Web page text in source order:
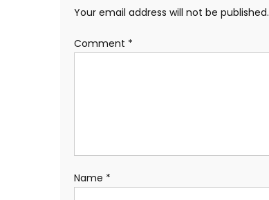
Your email address will not be published.
Comment *
Name *